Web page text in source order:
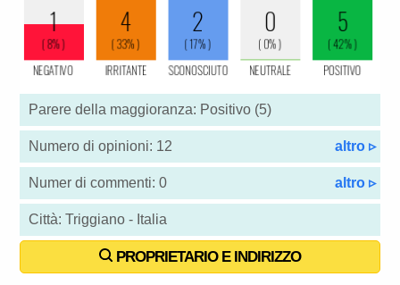
Parere della maggioranza: Positivo (5)
Numero di opinioni: 12 altro ▹
Numer di commenti: 0 altro ▹
Città: Triggiano - Italia
PROPRIETARIO E INDIRIZZO